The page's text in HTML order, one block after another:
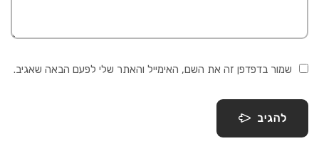
שמור בדפדפן זה את השם, האימייל והאתר שלי לפעם הבאה שאגיב.
להגיב